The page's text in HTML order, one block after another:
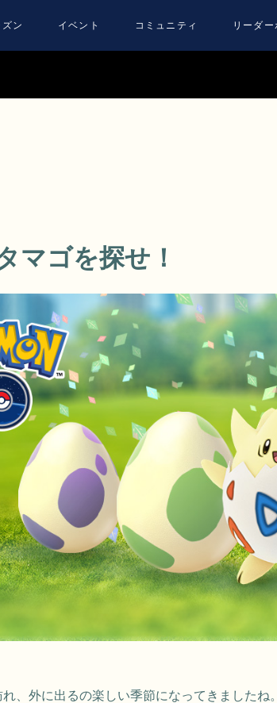
ン イベント コミュニティ リーダー
マゴを探せ！
、外に出るの楽しい季節になってきました